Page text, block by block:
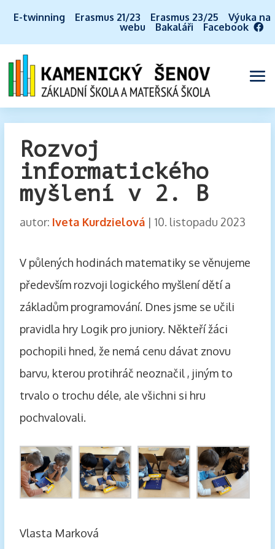
E-twinning Erasmus 21/23 Erasmus 23/25
Výuka na
webu
Bakaláři Facebook
Rozvoj
informatického
myšlení v 2. B
autor: Iveta Kurdzielová| 10. listopadu 2023
V půlených hodinách matematiky se věnujeme
především rozvoji logického myšlení dětí a
základům programování. Dnes jsme se učili
pravidla hry Logik pro juniory. Někteří žáci
pochopili hned, že nemá cenu dávat znovu
barvu, kterou protihráč neoznačil , jiným to
trvalo o trochu déle, ale všichni si hru
pochvalovali.
Vlasta Marková